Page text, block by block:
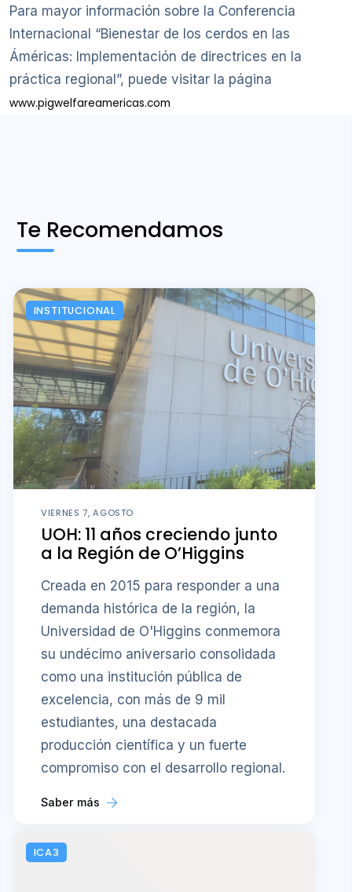
Para mayor información sobre la Conferencia
Internacional “Bienestar de los cerdos en las
Áméricas: Implementación de directrices en la
práctica regional”, puede visitar la página
www.pigwelfareamericas.com
Te Recomendamos
INSTITUCIONAL
VIERNES 7, AGOSTO
UOH: 11 años creciendo junto
a la Región de O’Higgins
Creada en 2015 para responder a una
demanda histórica de la región, la
Universidad de O'Higgins conmemora
su undécimo aniversario consolidada
como una institución pública de
excelencia, con más de 9 mil
estudiantes, una destacada
producción científica y un fuerte
compromiso con el desarrollo regional.
Saber más
ICA3